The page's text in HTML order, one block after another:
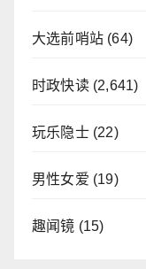
大选前哨站 (64)
时政快读(2,641)
玩乐隐士(22)
男性女爱 (19)
趣闻镜 (15)